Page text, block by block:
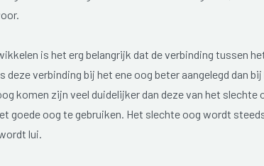
is het erg belangrijk dat de verbinding tussen
verbinding bij het ene oog beter aangelegd dan
komen zijn veel duidelijker dan deze van het slechte
goede oog te gebruiken. Het slechte oog wordt
lui.